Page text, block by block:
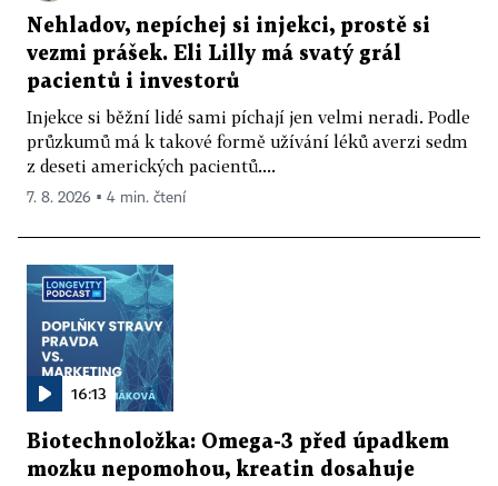
Nehladov, nepíchej si injekci, prostě si
vezmi prášek. Eli Lilly má svatý grál
pacientů i investorů
Injekce si běžní lidé sami píchají jen velmi neradi. Podle
průzkumů má k takové formě užívání léků averzi sedm
z deseti amerických pacientů....
7. 8. 2026 ▪ 4 min. čtení
16:13
Biotechnoložka: Omega-3 před úpadkem
mozku nepomohou, kreatin dosahuje